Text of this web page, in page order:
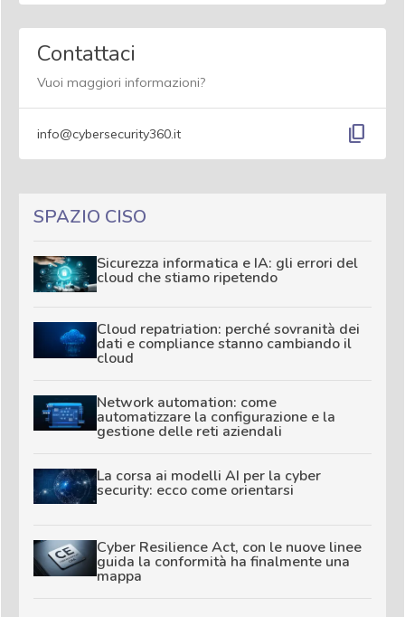
Contattaci
Vuoi maggiori informazioni?
info@cybersecurity360.it content_copy
SPAZIO CISO
Sicurezza informatica e IA: gli errori del
cloud che stiamo ripetendo
Cloud repatriation: perché sovranità dei
dati e compliance stanno cambiando il
cloud
Network automation: come
automatizzare la configurazione e la
gestione delle reti aziendali
La corsa ai modelli AI per la cyber
security: ecco come orientarsi
Cyber Resilience Act, con le nuove linee
guida la conformità ha finalmente una
mappa